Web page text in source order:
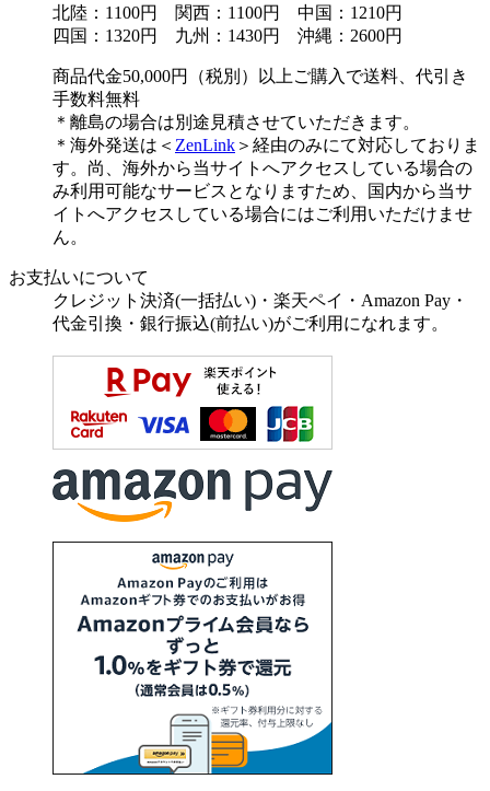
北陸：1100円 関西：1100円 中国：1210円
四国：1320円 九州：1430円 沖縄：2600円
商品代金50,000円（税別）以上ご購入で送料、代引き
手数料無料
＊離島の場合は別途見積させていただきます。
＊海外発送は＜ ZenLink ＞経由のみにて対応しておりま
す。尚、海外から当サイトへアクセスしている場合の
み利用可能なサービスとなりますため、国内から当サ
イトへアクセスしている場合にはご利用いただけませ
ん。
お支払いについて
クレジット決済(一括払い)・楽天ペイ・Amazon Pay・
代金引換・銀行振込(前払い)がご利用になれます。